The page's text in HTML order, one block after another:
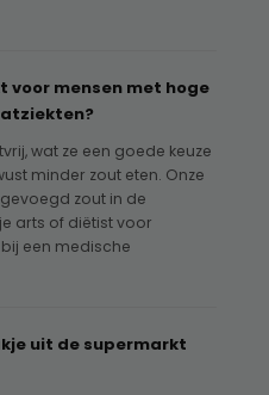
voor mensen met hoge
wat ze een goede keuze
minder zout eten. Onze
zout in de
arts of diëtist voor
een medische
uit de supermarkt